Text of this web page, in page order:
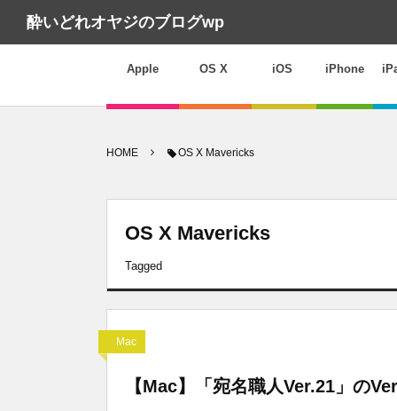
酔いどれオヤジのブログwp
Apple OS X iOS iPhone
HOME OS X Mavericks
OS X Mavericks
Tagged
Mac
【Mac】「宛名職人Ver.21」の